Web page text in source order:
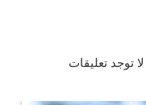
لا توجد تعليقات